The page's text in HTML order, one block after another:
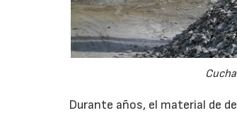
Durante años, el material de